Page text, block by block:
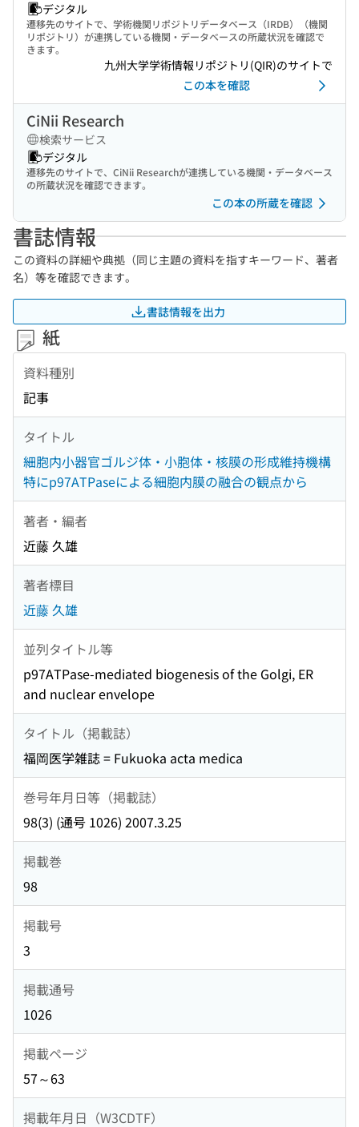
デジタル
遷移先のサイトで、学術機関リポジトリデータベース（IRDB）（機関
リポジトリ）が連携している機関・データベースの所蔵状況を確認で
きます。
九州大学学術情報リポジトリ(QIR)のサイトで
この本を確認
CiNii Research
検索サービス
デジタル
遷移先のサイトで、CiNii Researchが連携している機関・データベース
の所蔵状況を確認できます。
この本の所蔵を確認
書誌情報
この資料の詳細や典拠（同じ主題の資料を指すキーワード、著者
名）等を確認できます。
書誌情報を出力
紙
資料種別
記事
タイトル
細胞内小器官ゴルジ体・小胞体・核膜の形成維持機構
特にp97ATPaseによる細胞内膜の融合の観点から
著者・編者
近藤 久雄
著者標目
近藤 久雄
並列タイトル等
p97ATPase-mediated biogenesis of the Golgi, ER
and nuclear envelope
タイトル（掲載誌）
福岡医学雑誌 = Fukuoka acta medica
巻号年月日等（掲載誌）
98(3) (通号 1026) 2007.3.25
掲載巻
98
掲載号
3
掲載通号
1026
掲載ページ
57～63
掲載年月日（W3CDTF）